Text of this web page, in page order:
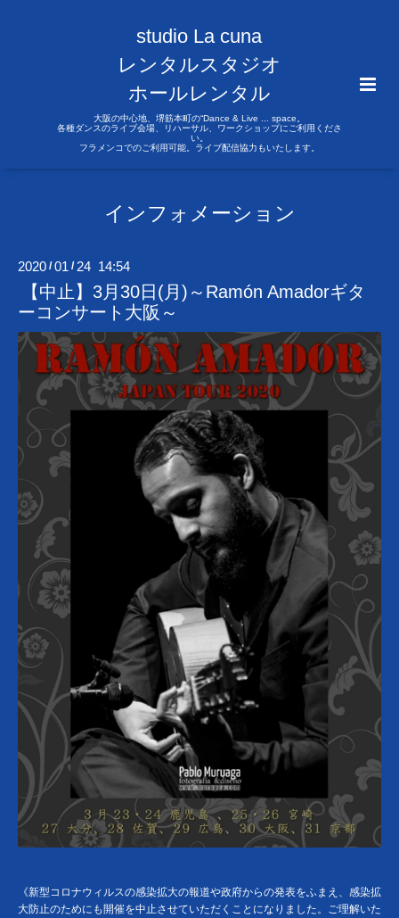
studio La cuna
レンタルスタジオ
ホールレンタル
大阪の中心地、堺筋本町の“Dance & Live ... space。
各種ダンスのライブ会場、リハーサル、ワークショップにご利用くださ
い。
フラメンコでのご利用可能。ライブ配信協力もいたします。
インフォメーション
2020 /01 / 24 14:54
【中止】3月30日(月)～Ramón Amadorギタ
ーコンサート大阪～
《新型コロナウィルスの感染拡大の報道や政府からの発表をふまえ、感染拡
大防止のためにも開催を中止させていただくことになりました。ご理解いた